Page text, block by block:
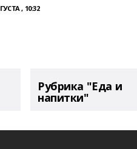
, 10:32
Рубрика "Еда и
напитки"